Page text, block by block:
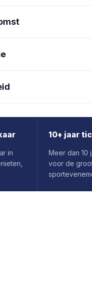
in
10+ jaar
Meer dan 10
voor de